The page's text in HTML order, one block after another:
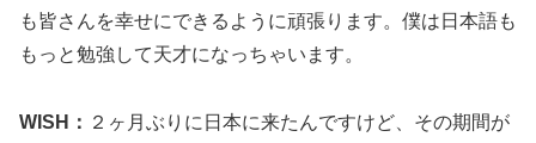
も皆さんを幸せにできるように頑張ります。僕は日本語も
もっと勉強して天才になっちゃいます。
WISH： ２ヶ月ぶりに日本に来たんですけど、その期間が